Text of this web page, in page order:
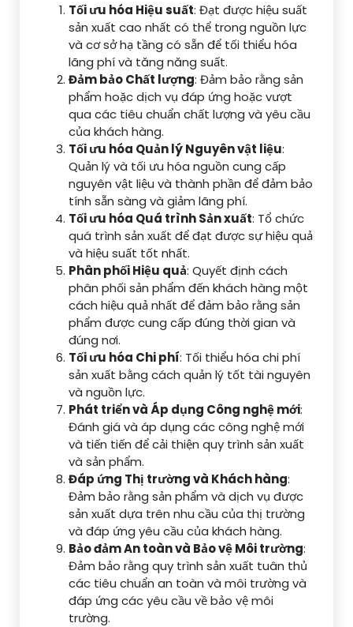
Tối ưu hóa Hiệu suất: Đạt được hiệu suất
sản xuất cao nhất có thể trong nguồn lực
và cơ sở hạ tầng có sẵn để tối thiểu hóa
lãng phí và tăng năng suất.
Đảm bảo Chất lượng: Đảm bảo rằng sản
phẩm hoặc dịch vụ đáp ứng hoặc vượt
qua các tiêu chuẩn chất lượng và yêu cầu
của khách hàng.
Tối ưu hóa Quản lý Nguyên vật liệu:
Quản lý và tối ưu hóa nguồn cung cấp
nguyên vật liệu và thành phần để đảm bảo
tính sẵn sàng và giảm lãng phí.
Tối ưu hóa Quá trình Sản xuất: Tổ chức
quá trình sản xuất để đạt được sự hiệu quả
và hiệu suất tốt nhất.
Phân phối Hiệu quả: Quyết định cách
phân phối sản phẩm đến khách hàng một
cách hiệu quả nhất để đảm bảo rằng sản
phẩm được cung cấp đúng thời gian và
đúng nơi.
Tối ưu hóa Chi phí: Tối thiểu hóa chi phí
sản xuất bằng cách quản lý tốt tài nguyên
và nguồn lực.
Phát triển và Áp dụng Công nghệ mới:
Đánh giá và áp dụng các công nghệ mới
và tiến tiến để cải thiện quy trình sản xuất
và sản phẩm.
Đáp ứng Thị trường và Khách hàng:
Đảm bảo rằng sản phẩm và dịch vụ được
sản xuất dựa trên nhu cầu của thị trường
và đáp ứng yêu cầu của khách hàng.
Bảo đảm An toàn và Bảo vệ Môi trường:
Đảm bảo rằng quy trình sản xuất tuân thủ
các tiêu chuẩn an toàn và môi trường và
đáp ứng các yêu cầu về bảo vệ môi
trường.